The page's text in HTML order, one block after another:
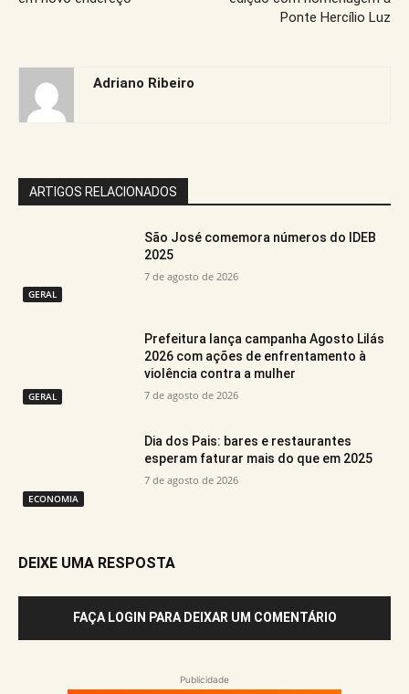
Ponte Hercílio Luz
Adriano Ribeiro
ARTIGOS RELACIONADOS
GERAL
São José comemora números do IDEB
2025
7 de agosto de 2026
GERAL
Prefeitura lança campanha Agosto Lilás
2026 com ações de enfrentamento à
violência contra a mulher
7 de agosto de 2026
ECONOMIA
Dia dos Pais: bares e restaurantes
esperam faturar mais do que em 2025
7 de agosto de 2026
DEIXE UMA RESPOSTA
FAÇA LOGIN PARA DEIXAR UM COMENTÁRIO
Publicidade